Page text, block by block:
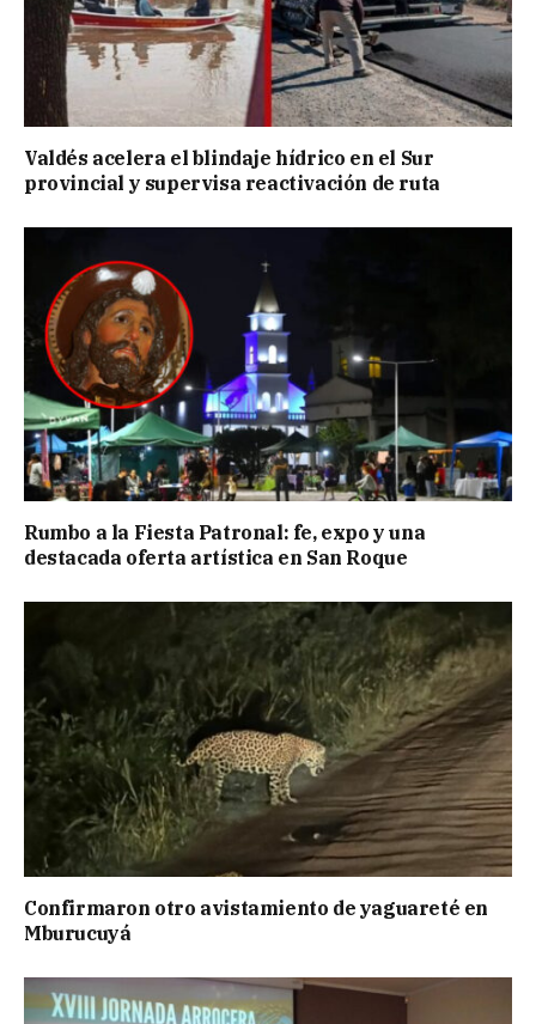
Valdés acelera el blindaje hídrico en el Sur
provincial y supervisa reactivación de ruta
Rumbo a la Fiesta Patronal: fe, expo y una
destacada oferta artística en San Roque
Confirmaron otro avistamiento de yaguareté en
Mburucuyá